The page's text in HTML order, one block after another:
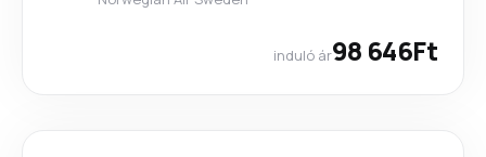
induló ár98 646Ft